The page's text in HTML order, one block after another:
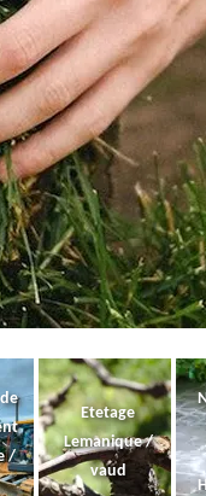
/
Etetage
Lemanique /
vaud